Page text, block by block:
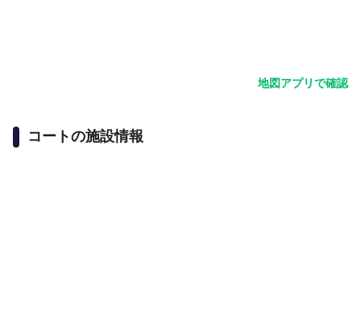
地図アプリで確認
コートの施設情報